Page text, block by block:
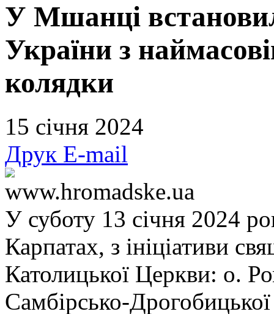
У Мшанці
України з
колядки
15 січня 2024
Друк E-mail
www.hromadske.ua
У суботу 13 січня 2024
Карпатах, з ініціативи
Католицької Церкви: о.
Самбірсько-Дрогобицької